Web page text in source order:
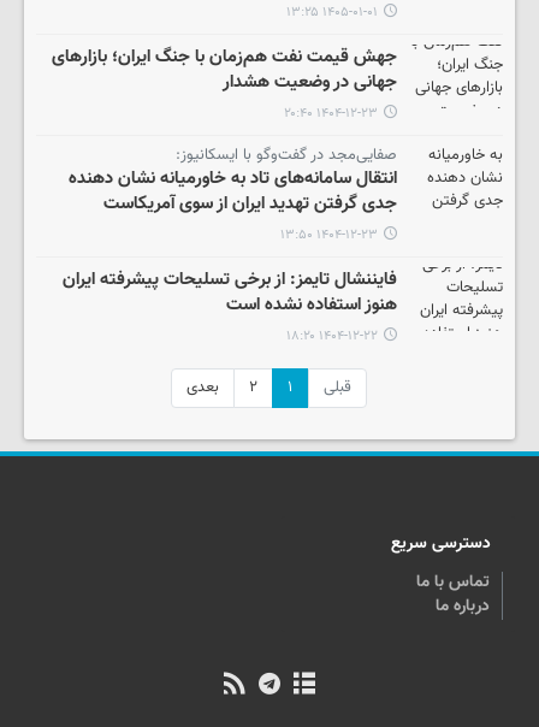
۱۴۰۵-۰۱-۰۱ ۱۳:۲۵
جهش قیمت نفت هم‌زمان با جنگ ایران؛ بازارهای
جهانی در وضعیت هشدار
۱۴۰۴-۱۲-۲۳ ۲۰:۴۰
صفایی‌مجد در گفت‌وگو با ایسکانیوز:
انتقال سامانه‌های تاد به خاورمیانه نشان دهنده
جدی گرفتن تهدید ایران از سوی آمریکاست
۱۴۰۴-۱۲-۲۳ ۱۳:۵۰
فایننشال تایمز: از برخی تسلیحات پیشرفته ایران
هنوز استفاده نشده است
۱۴۰۴-۱۲-۲۲ ۱۸:۲۰
قبلی ۱ ۲ بعدی
دسترسی سریع
تماس با ما
درباره ما